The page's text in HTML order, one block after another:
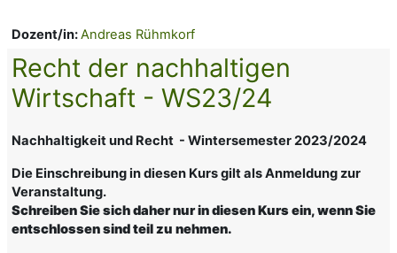
Dozent/in:Andreas Rühmkorf
Recht der nachhaltigen
Wirtschaft - WS23/24
Nachhaltigkeit und Recht - Wintersemester 2023/2024
Die Einschreibung in diesen Kurs gilt als Anmeldung zur
Veranstaltung.
Schreiben Sie sich daher nur in diesen Kurs ein, wenn Sie
entschlossen sind teil zu nehmen.